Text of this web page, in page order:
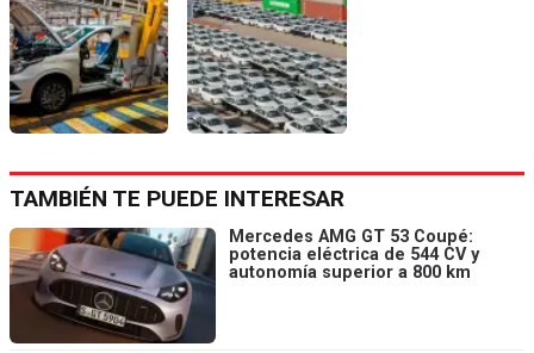
TAMBIÉN TE PUEDE INTERESAR
Mercedes AMG GT 53 Coupé:
potencia eléctrica de 544 CV y
autonomía superior a 800 km